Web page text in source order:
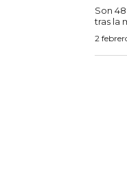
Son
tras la
2